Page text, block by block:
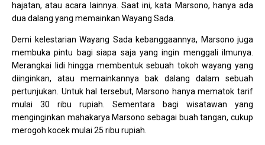
hajatan, atau acara lainnya. Saat ini, kata Marsono, hanya ada
dua dalang yang memainkan Wayang Sada.
Demi kelestarian Wayang Sada kebanggaannya, Marsono juga
membuka pintu bagi siapa saja yang ingin menggali ilmunya.
Merangkai lidi hingga membentuk sebuah tokoh wayang yang
diinginkan, atau memainkannya bak dalang dalam sebuah
pertunjukan. Untuk hal tersebut, Marsono hanya mematok tarif
mulai 30 ribu rupiah. Sementara bagi wisatawan yang
menginginkan mahakarya Marsono sebagai buah tangan, cukup
merogoh kocek mulai 25 ribu rupiah.